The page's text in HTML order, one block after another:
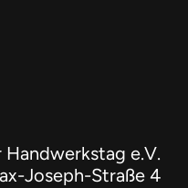
Handwerkstag e.V.
Joseph-Straße 4